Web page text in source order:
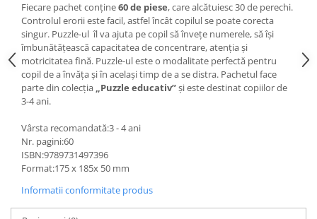
Fiecare pachet conține60 de piese, care alcătuiesc 30 de perechi.
Controlul erorii este facil, astfel încât copilul se poate corecta
singur. Puzzle-ul îl va ajuta pe copil să învețe numerele, să își
îmbunătățească capacitatea de concentrare, atenția și
motricitatea fină. Puzzle-ul este o modalitate perfectă pentru
copil de a învăța și în același timp de a se distra. Pachetul face
parte din colecția „Puzzle educativ”și este destinat copiilor de
3-4 ani.
Vârsta recomandată:3 - 4 ani
Nr. pagini:60
ISBN:9789731497396
Format:175 x 185x 50 mm
Informatii conformitate produs